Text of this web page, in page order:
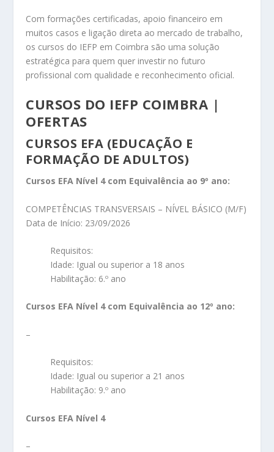
Com formações certificadas, apoio financeiro em
muitos casos e ligação direta ao mercado de trabalho,
os cursos do IEFP em Coimbra são uma solução
estratégica para quem quer investir no futuro
profissional com qualidade e reconhecimento oficial.
CURSOS DO IEFP COIMBRA |
OFERTAS
CURSOS EFA (EDUCAÇÃO E
FORMAÇÃO DE ADULTOS)
Cursos EFA Nível 4 com Equivalência ao 9º ano:
COMPETÊNCIAS TRANSVERSAIS – NÍVEL BÁSICO (M/F)
Data de Início: 23/09/2026
Requisitos:
Idade: Igual ou superior a 18 anos
Habilitação: 6.º ano
Cursos EFA Nível 4 com Equivalência ao 12º ano:
–
Requisitos:
Idade: Igual ou superior a 21 anos
Habilitação: 9.º ano
Cursos EFA Nível 4
–